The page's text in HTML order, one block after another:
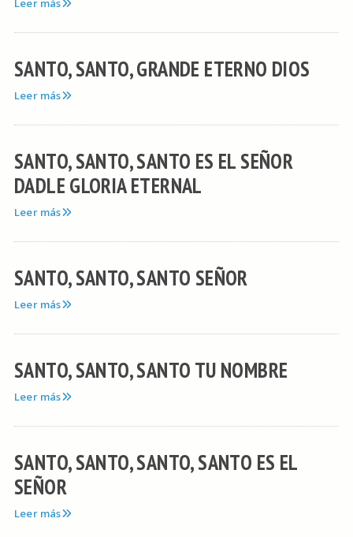
Leer más
SANTO, SANTO, GRANDE ETERNO DIOS
Leer más
SANTO, SANTO, SANTO ES EL SEÑOR
DADLE GLORIA ETERNAL
Leer más
SANTO, SANTO, SANTO SEÑOR
Leer más
SANTO, SANTO, SANTO TU NOMBRE
Leer más
SANTO, SANTO, SANTO, SANTO ES EL
SEÑOR
Leer más